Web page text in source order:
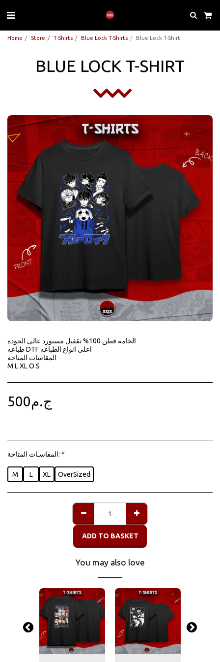
Home Store T-Shirts Blue Lock T-Shirts Blue Lock T-Shirt
BLUE LOCK T-SHIRT
الخامه قطن 100% تقفيل مستورد عالى الجودة
طباعه DTF اعلى انواع الطباعه
المقاسات المتاحه
M L XL O.S
ج.م500
المقاسـات المتاحة: *
M L XL OverSized
ADD TO BASKET
You may also love